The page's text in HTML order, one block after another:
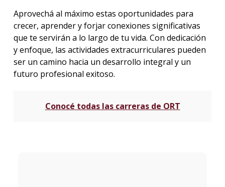
Aprovechá al máximo estas oportunidades para
crecer, aprender y forjar conexiones significativas
que te servirán a lo largo de tu vida. Con dedicación
y enfoque, las actividades extracurriculares pueden
ser un camino hacia un desarrollo integral y un
futuro profesional exitoso.
Conocé todas las carreras de ORT